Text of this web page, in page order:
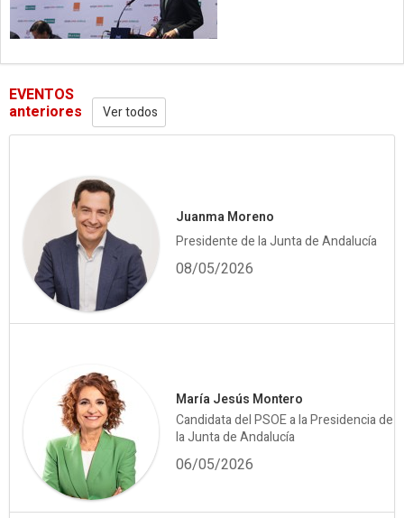
EVENTOS
anteriores Ver todos
Juanma Moreno
Presidente de la Junta de Andalucía
08/05/2026
María Jesús Montero
Candidata del PSOE a la Presidencia de
la Junta de Andalucía
06/05/2026